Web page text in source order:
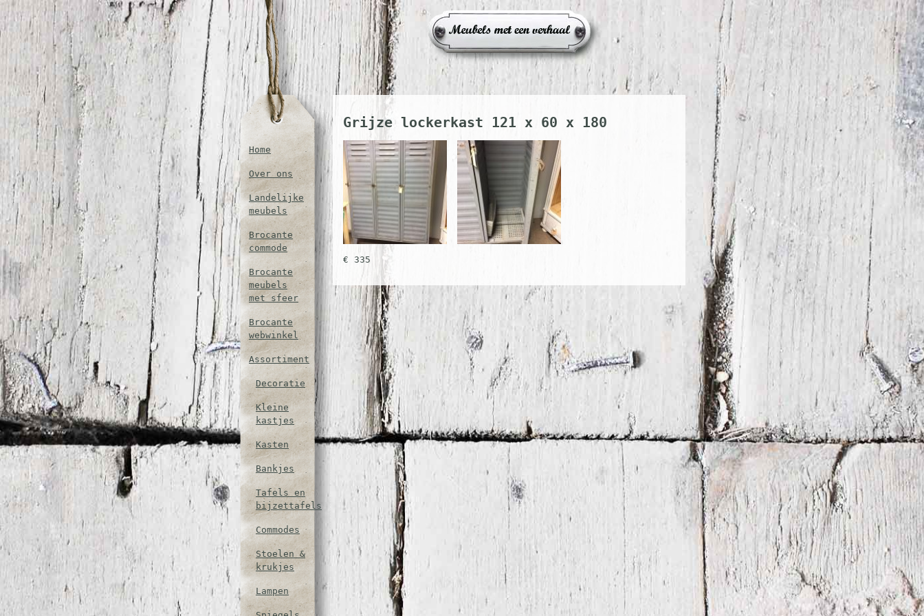
Home
Over ons
Landelijke
meubels
Brocante
commode
Brocante
meubels
met sfeer
Brocante
webwinkel
Assortiment
Decoratie
Kleine
kastjes
Kasten
Bankjes
Tafels en
bijzettafels
Commodes
Stoelen &
krukjes
Lampen
Grijze lockerkast 121 x 60 x 180
€ 335